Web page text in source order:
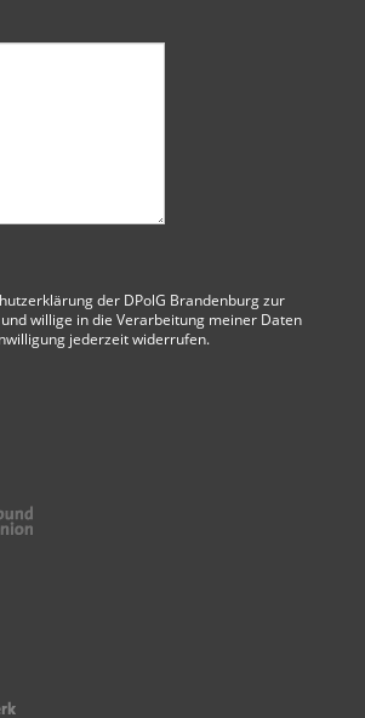
der DPolG Brandenburgzur
willige in die Verarbeitung meiner Daten
jederzeit widerrufen.